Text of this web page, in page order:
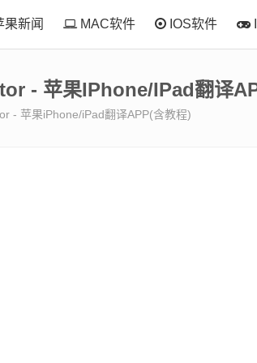
果新闻 MAC软件 IOS软件
- 苹果iPhone/iPad翻译
- 苹果iPhone/iPad翻译APP(含教程)